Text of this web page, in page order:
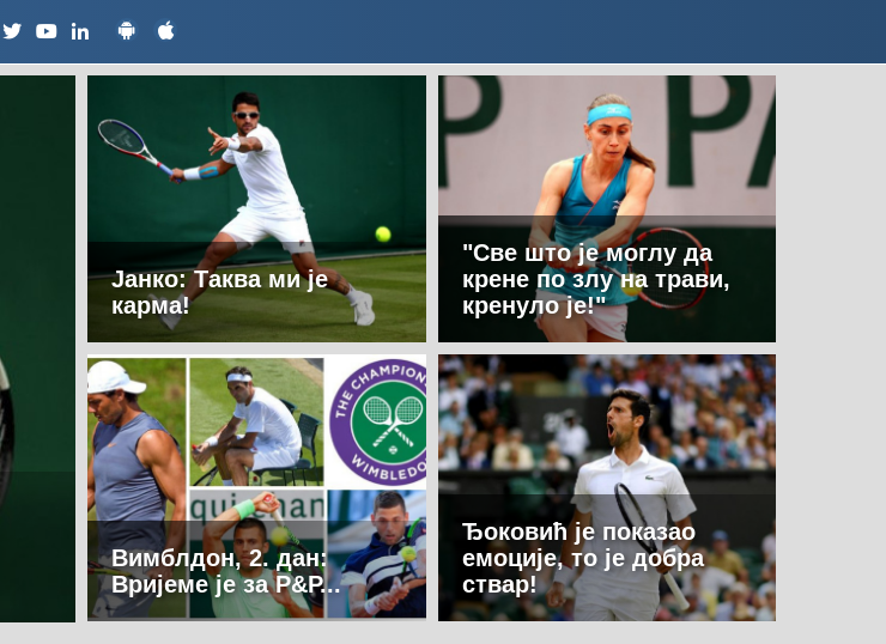
Јанко: Таква ми је
карма!
"Све што је моглу да
крене по злу на трави,
кренуло је!"
Вимблдон, 2. дан:
Вријеме је за Р&Р...
Ђоковић је показао
емоције, то је добра
ствар!